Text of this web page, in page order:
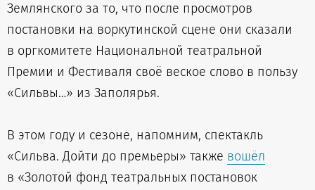
Землянского за то, что после просмотров
постановки на воркутинской сцене они сказали
в оргкомитете Национальной театральной
Премии и Фестиваля своё веское слово в пользу
«Сильвы…» из Заполярья.
В этом году и сезоне, напомним, спектакль
«Сильва. Дойти до премьеры» также вошёл
в «Золотой фонд театральных постановок